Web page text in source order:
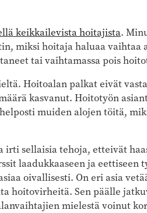
keikkailevista hoitajista.
miksi hoitaja haluaa vaihtaa
tai vaihtamassa pois
Hoitoalan palkat eivät
kasvanut. Hoitotyön
muiden alojen töitä,
irti sellaisia tehoja, etteivät
laadukkaaseen ja eettiseen
oivallisesti. On eri asia
hoitovirheitä. Sen päälle
mielestä voinut